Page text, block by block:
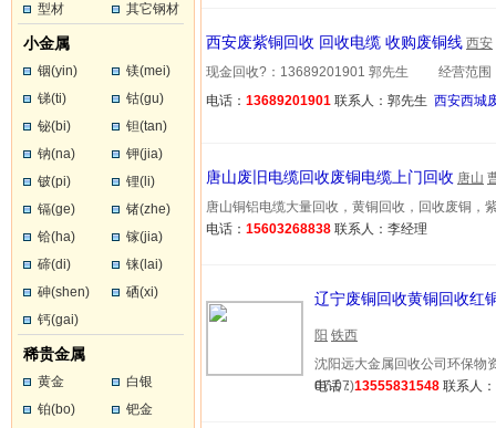
型材
其它钢材
小金属
铟(yin)
镁(mei)
锑(ti)
钴(gu)
铋(bi)
钽(tan)
钠(na)
钾(jia)
铍(pi)
锂(li)
镉(ge)
锗(zhe)
铪(ha)
镓(jia)
碲(di)
铼(lai)
砷(shen)
硒(xi)
钙(gai)
稀贵金属
黄金
白银
铂(bo)
钯金
西安废紫铜回收 回收电缆 收购废铜线 西安
现金回收?：13689201901 郭先生 经营范围
电话： 13689201901 联系人：郭先生 西安西城
唐山废旧电缆回收废铜电缆上门回收 唐山
唐山铜铝电缆大量回收，黄铜回收，回收废铜
电话： 15603268838 联系人：李经理
辽宁废铜回收黄铜回收红
阳 铁西
沈阳远大金属回收公司环保
07-07)
电话：13555831548 联系人